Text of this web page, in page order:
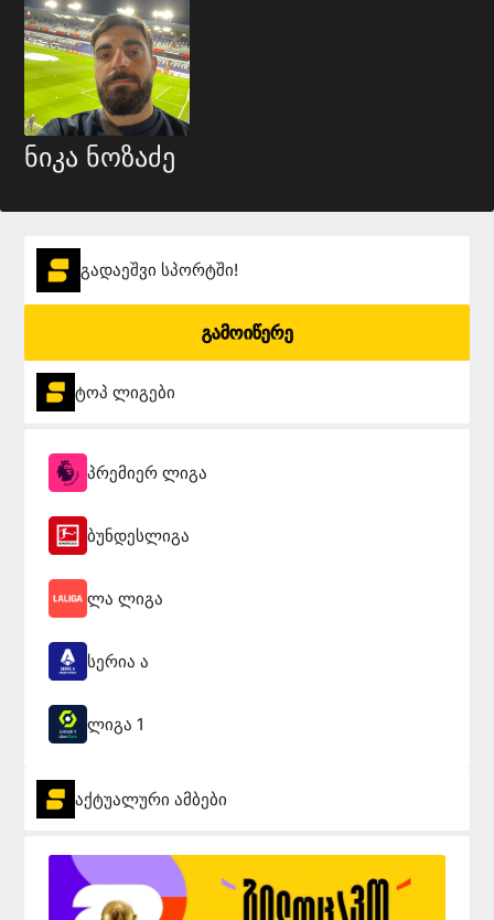
ნიკა ნოზაძე
გადაეშვი სპორტში!
გამოიწერე
ტოპ ლიგები
პრემიერ ლიგა
ბუნდესლიგა
ლა ლიგა
სერია ა
ლიგა 1
აქტუალური ამბები